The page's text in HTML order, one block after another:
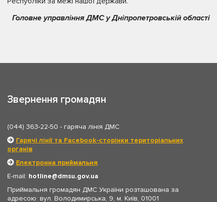
Головне управління ДМС у Дніпропетровській області
Звернення громадян
(044) 363-22-50 - гаряча лінія ДМС
Гарячі лінії та Facebook-сторінки територіальних
органів
Електронна приймальня
E-mail: hotline
dmsu.gov.ua
Приймальня громадян ДМС України розташована за
адресою: вул. Володимирська, 9, м. Київ, 01001